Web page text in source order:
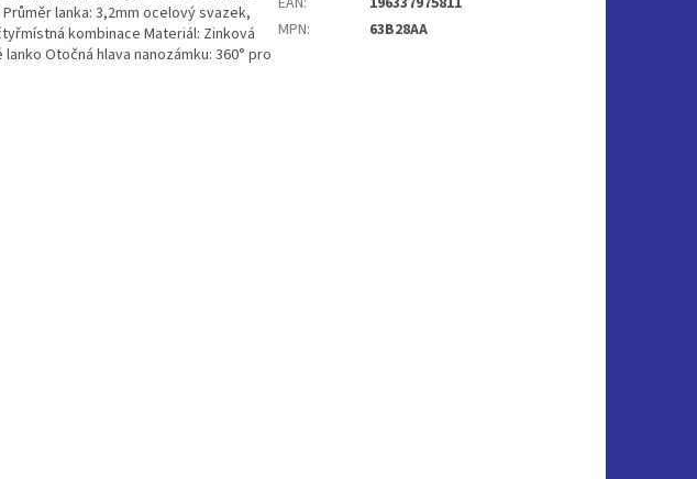
lanka: 3,2mm ocelový svazek,
kombinace Materiál: Zinková
Otočná hlava nanozámku: 360° pro
MPN: 63B28AA